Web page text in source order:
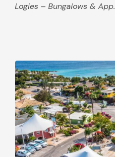
Logies – Bungalows & App.